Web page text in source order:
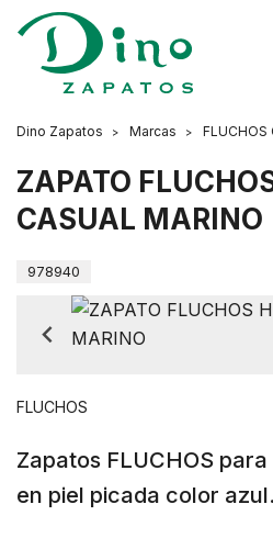
Dino Zapatos Marcas FLUCHOS
ZAPATO
CASUAL MARINO
978940
FLUCHOS
Zapatos FLUCHOS
en piel picada color azul.